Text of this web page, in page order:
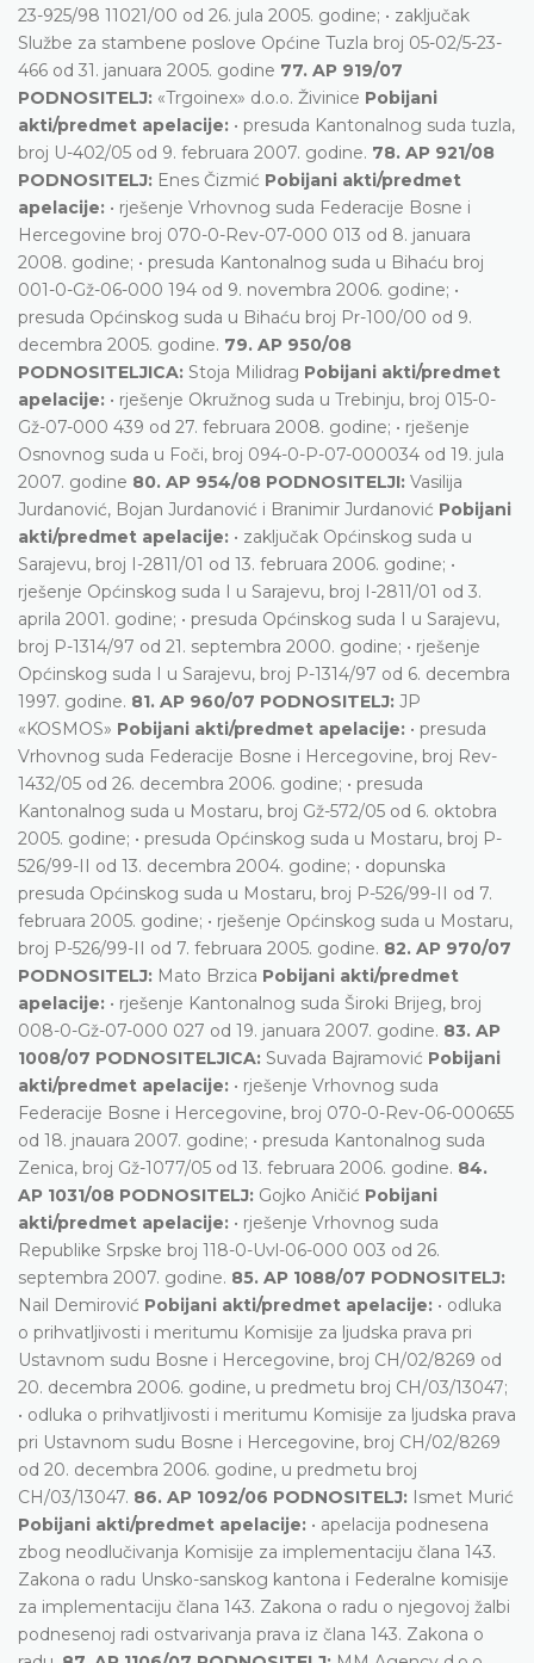
23-925/98 11021/00 od 26. jula 2005. godine; • zaključak
Službe za stambene poslove Općine Tuzla broj 05-02/5-23-
466 od 31. januara 2005. godine 77. AP 919/07
PODNOSITELJ: «Trgoinex» d.o.o. Živinice Pobijani
akti/predmet apelacije: • presuda Kantonalnog suda tuzla,
broj U-402/05 od 9. februara 2007. godine. 78. AP 921/08
PODNOSITELJ: Enes Čizmić Pobijani akti/predmet
apelacije: • rješenje Vrhovnog suda Federacije Bosne i
Hercegovine broj 070-0-Rev-07-000 013 od 8. januara
2008. godine; • presuda Kantonalnog suda u Bihaću broj
001-0-Gž-06-000 194 od 9. novembra 2006. godine; •
presuda Općinskog suda u Bihaću broj Pr-100/00 od 9.
decembra 2005. godine. 79. AP 950/08
PODNOSITELJICA: Stoja Milidrag Pobijani akti/predmet
apelacije: • rješenje Okružnog suda u Trebinju, broj 015-0-
Gž-07-000 439 od 27. februara 2008. godine; • rješenje
Osnovnog suda u Foči, broj 094-0-P-07-000034 od 19. jula
2007. godine 80. AP 954/08 PODNOSITELJI: Vasilija
Jurdanović, Bojan Jurdanović i Branimir Jurdanović Pobijani
akti/predmet apelacije: • zaključak Općinskog suda u
Sarajevu, broj I-2811/01 od 13. februara 2006. godine; •
rješenje Općinskog suda I u Sarajevu, broj I-2811/01 od 3.
aprila 2001. godine; • presuda Općinskog suda I u Sarajevu,
broj P-1314/97 od 21. septembra 2000. godine; • rješenje
Općinskog suda I u Sarajevu, broj P-1314/97 od 6. decembra
1997. godine. 81. AP 960/07 PODNOSITELJ: JP
«KOSMOS» Pobijani akti/predmet apelacije: • presuda
Vrhovnog suda Federacije Bosne i Hercegovine, broj Rev-
1432/05 od 26. decembra 2006. godine; • presuda
Kantonalnog suda u Mostaru, broj Gž-572/05 od 6. oktobra
2005. godine; • presuda Općinskog suda u Mostaru, broj P-
526/99-II od 13. decembra 2004. godine; • dopunska
presuda Općinskog suda u Mostaru, broj P-526/99-II od 7.
februara 2005. godine; • rješenje Općinskog suda u Mostaru,
broj P-526/99-II od 7. februara 2005. godine. 82. AP 970/07
PODNOSITELJ: Mato Brzica Pobijani akti/predmet
apelacije: • rješenje Kantonalnog suda Široki Brijeg, broj
008-0-Gž-07-000 027 od 19. januara 2007. godine. 83. AP
1008/07 PODNOSITELJICA: Suvada Bajramović Pobijani
akti/predmet apelacije: • rješenje Vrhovnog suda
Federacije Bosne i Hercegovine, broj 070-0-Rev-06-000655
od 18. jnauara 2007. godine; • presuda Kantonalnog suda
Zenica, broj Gž-1077/05 od 13. februara 2006. godine. 84.
AP 1031/08 PODNOSITELJ: Gojko Aničić Pobijani
akti/predmet apelacije: • rješenje Vrhovnog suda
Republike Srpske broj 118-0-Uvl-06-000 003 od 26.
septembra 2007. godine. 85. AP 1088/07 PODNOSITELJ:
Nail Demirović Pobijani akti/predmet apelacije: • odluka
o prihvatljivosti i meritumu Komisije za ljudska prava pri
Ustavnom sudu Bosne i Hercegovine, broj CH/02/8269 od
20. decembra 2006. godine, u predmetu broj CH/03/13047;
• odluka o prihvatljivosti i meritumu Komisije za ljudska prava
pri Ustavnom sudu Bosne i Hercegovine, broj CH/02/8269
od 20. decembra 2006. godine, u predmetu broj
CH/03/13047. 86. AP 1092/06 PODNOSITELJ: Ismet Murić
Pobijani akti/predmet apelacije: • apelacija podnesena
zbog neodlučivanja Komisije za implementaciju člana 143.
Zakona o radu Unsko-sanskog kantona i Federalne komisije
za implementaciju člana 143. Zakona o radu o njegovoj žalbi
podnesenoj radi ostvarivanja prava iz člana 143. Zakona o